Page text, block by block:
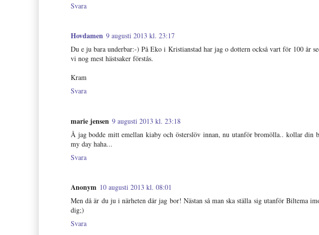
Svara
Hovdamen 9 augusti 2013 kl. 23:17
Du e ju bara underbar:-) På Eko i Kristianstad har jag o dottern också vart för 100 år
vi nog mest hästsaker förstås.
Kram
Svara
marie jensen 9 augusti 2013 kl. 23:18
Å jag bodde mitt emellan kiaby och österslöv innan, nu utanför bromölla.. kollar din
my day haha...
Svara
Anonym 10 augusti 2013 kl. 08:01
Men då är du ju i närheten där jag bor! Nästan så man ska ställa sig utanför Biltema
dig;)
Svara